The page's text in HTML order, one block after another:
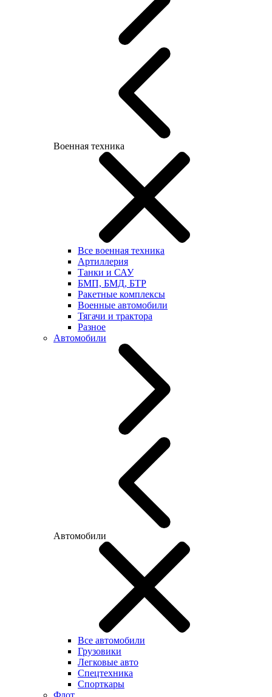
Военная техника
Все военная техника
Артиллерия
Танки и САУ
БМП, БМД, БТР
Ракетные комплексы
Военные автомобили
Тягачи и трактора
Разное
Автомобили
Автомобили
Все автомобили
Грузовики
Легковые авто
Спецтехника
Спорткары
Флот